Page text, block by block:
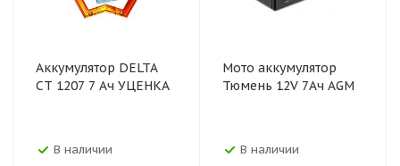
Аккумулятор DELTA
CT 1207 7 Ач УЦЕНКА
В наличии
Мото аккумулятор
Тюмень 12V 7Ач AGM
В наличии